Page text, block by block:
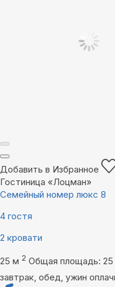
Добавить в Избранное
Гостиница «Лоцман»
Семейный номер люкс 8
4 гостя
2 кровати
25 м 2 Общая площадь:
завтрак, обед, ужин